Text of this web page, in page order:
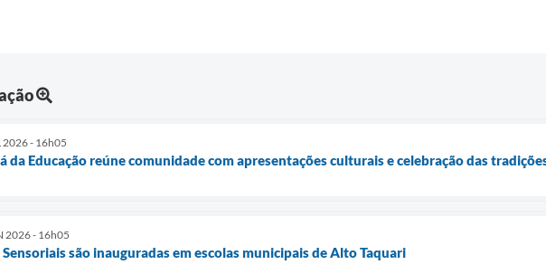
2026 - 16h05
da Educação reúne comunidade com apresentações culturais e celebração das
2026 - 16h05
Sensoriais são inauguradas em escolas municipais de Alto Taquari